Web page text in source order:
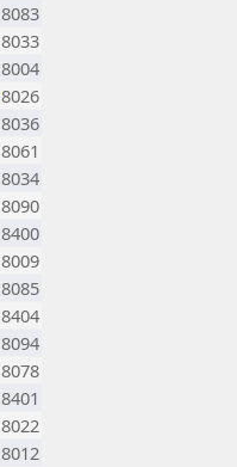
8083
8033
8004
8026
8036
8061
8034
8090
8400
8009
8085
8404
8094
8078
8401
8022
8012